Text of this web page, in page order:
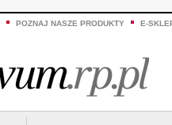
POZNAJ NASZE PRODUKTY E-